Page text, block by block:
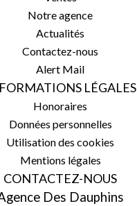
Notre agence
Actualités
Contactez-nous
Alert Mail
LÉGALES
Honoraires
Données personnelles
Utilisation des cookies
Mentions légales
CONTACTEZ-NOUS
Des Dauphins